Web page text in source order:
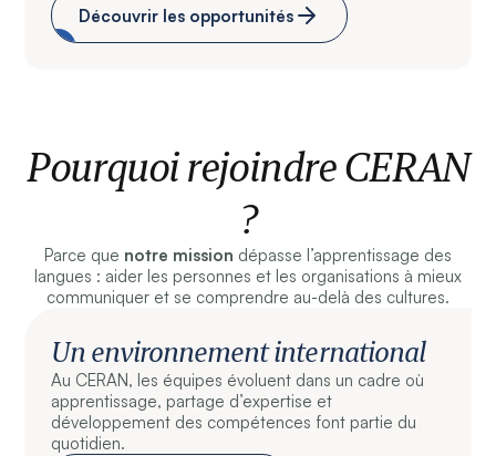
Découvrir les opportunités
Pourquoi rejoindre CERAN
?
Parce que notre mission dépasse l’apprentissage des
langues : aider les personnes et les organisations à mieux
communiquer et se comprendre au-delà des cultures.
Un environnement international
Au CERAN, les équipes évoluent dans un cadre où
apprentissage, partage d’expertise et
développement des compétences font partie du
quotidien.